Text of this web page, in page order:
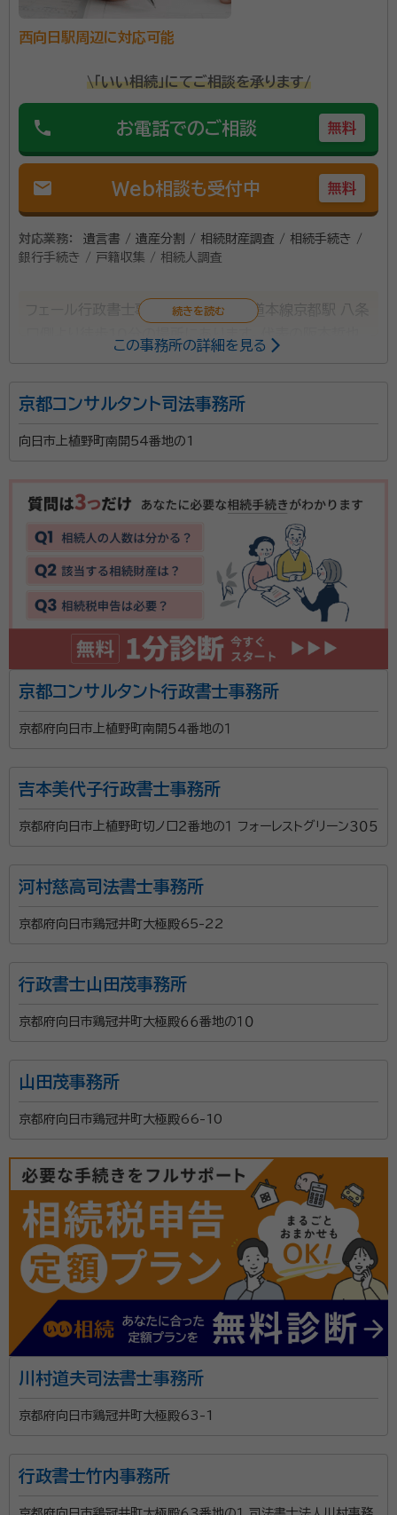
西向日駅周辺に対応可能
\「いい相続」にてご相談を承ります/
phone お電話でのご相談 無料
mail Web相談も受付中 無料
対応業務：
遺言書 / 遺産分割 / 相続財産調査 / 相続手続き /
銀行手続き / 戸籍収集 / 相続人調査
フェール行政書士事務所は、JR 東海道本線京都駅 八条
げ、難しい法律用語を使わずに相談対応しています。 ま
スにこだわりを持っているそうです。そのほか、相談者
の負担を軽減するために、京都市内なら車での送迎を
おこなえることも特徴。
この事務所の詳細を見る
京都コンサルタント司法事務所
向日市上植野町南開54番地の1
京都コンサルタント行政書士事務所
京都府向日市上植野町南開５４番地の１
吉本美代子行政書士事務所
京都府向日市上植野町切ノ口２番地の１ フォーレストグリーン３０５
河村慈高司法書士事務所
京都府向日市鶏冠井町大極殿65-22
行政書士山田茂事務所
京都府向日市鶏冠井町大極殿６６番地の１０
山田茂事務所
京都府向日市鶏冠井町大極殿66-10
川村道夫司法書士事務所
京都府向日市鶏冠井町大極殿63-1
行政書士竹内事務所